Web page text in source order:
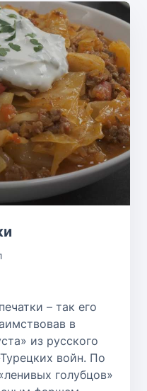
– так его
в
из русского
войн. По
голубцов»